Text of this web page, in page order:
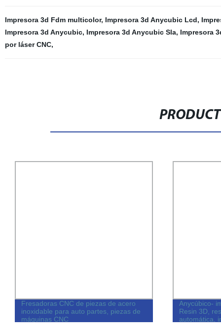
Impresora 3d Fdm multicolor, Impresora 3d Anycubic Lcd,
Impresora 3d Anycubic, Impresora 3d Anycubic Sla, Impresora
por láser CNC,
Fresadoras CNC de piezas de acero
inoxidable para auto partes, piezas de
máquinas CNC
Anycúbico-
Resin 3D,
automática,